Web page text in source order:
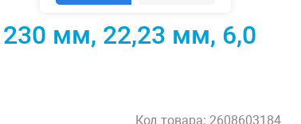
мм, 22,23 мм, 6,0
Код товара: 2608603184